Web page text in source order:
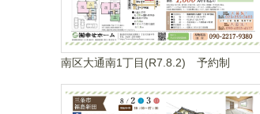
南区大通南1丁目(R7.8.2) 予約制